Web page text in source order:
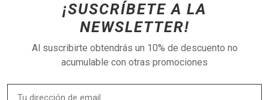
¡SUSCRÍBETE A LA
NEWSLETTER!
Al suscribirte obtendrás un 10% de descuento no
acumulable con otras promociones